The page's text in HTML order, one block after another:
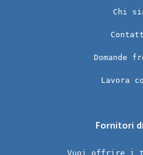
Chi
Domande
Lavora
Fornitori
Vuoi offrire i